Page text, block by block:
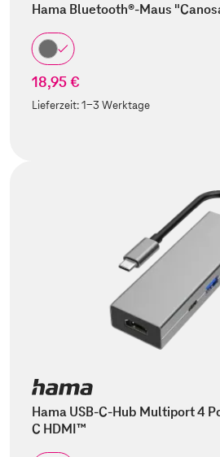
Hama Bluetooth®-Maus
18,95 €
Lieferzeit:1-3 Werktage
Hama USB-C-Hub Multiport 4
C HDMI™